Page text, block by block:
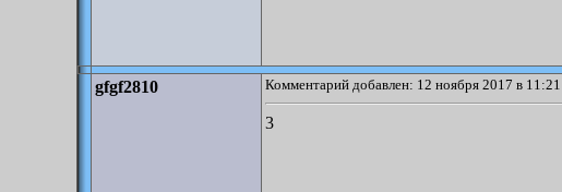
gfgf2810 Комментарий добавлен: 12 ноября 2017 в 11:21
3